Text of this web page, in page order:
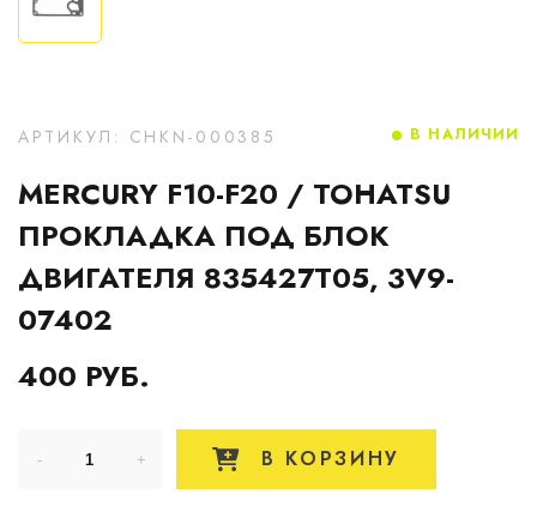
АРТИКУЛ: CHKN-000385
MERCURY F10-F20 / TOHATSU
ПРОКЛАДКА ПОД БЛОК
ДВИГАТЕЛЯ 835427T05, 3V9-
07402
400 РУБ.
В НАЛИЧИИ
В КОРЗИНУ